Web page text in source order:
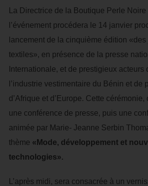
La Directrice de la Boutique Perle
l’événement procédera le 14 janvier
lancement de la cinquième édition
textiles», en présence de la presse
Internationale, et de prestigieux acteurs
l’industrie vestimentaire du Bénin et de
d’Afrique et d’Europe. Cette cérémonie,
une conférence de presse, puis une
animée par Marie- Jeanne Serbin
thème «Mode, développement et
technologies».
L’après midi, sera consacrée à un